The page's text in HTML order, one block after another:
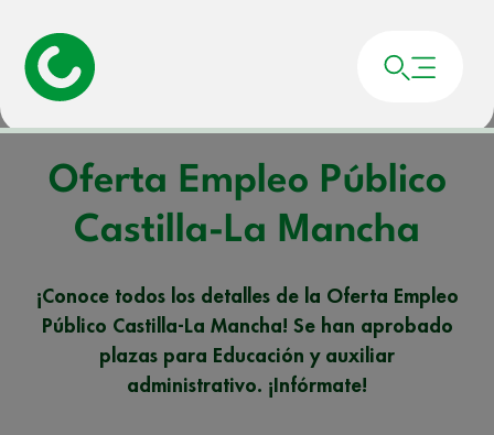
Portada»
Oferta Empleo Público
Castilla-La Mancha
¡Conoce todos los detalles de la Oferta Empleo
Público Castilla-La Mancha! Se han aprobado
plazas para Educación y auxiliar
administrativo. ¡Infórmate!